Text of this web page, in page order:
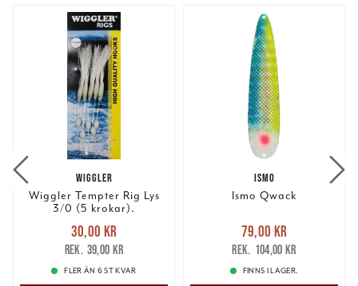
WIGGLER
Wiggler Tempter Rig Lys
3/0 (5 krokar).
Nuvarande pris
30,00 krTidigare pris
39,00 kr
30,00 kr
39,00 kr
FLER ÄN 6 ST KVAR
ISMO
Ismo Qwack
Nuvarande pris
79,00 krTidigare pris
104,00 kr
79,00 kr
104,00 kr
FINNS I LAGER.